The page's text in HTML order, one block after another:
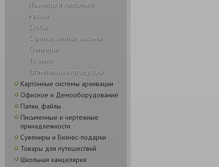
Ножницы и канц.ножи
Резаки
Скобы
Скрепки, кнопки, зажимы
Степлеры
Точилки
Штемпельная продукция
Картонные системы архивации
Офисное и Демооборудование
Папки, файлы
Письменные и чертежные
принадлежности
Сувениры и Бизнес-подарки
Товары для путешествий
Школьная канцелярия